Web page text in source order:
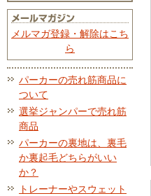
メルマガ登録・解除はこち
ら
パーカーの売れ筋商品に
ついて
選挙ジャンパーで売れ筋
商品
パーカーの裏地は、裏毛
か裏起毛どちらがいい
か？
トレーナーやスウェット